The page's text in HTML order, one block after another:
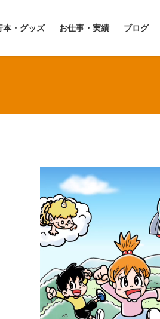
本・グッズ お仕事・実績 ブログ